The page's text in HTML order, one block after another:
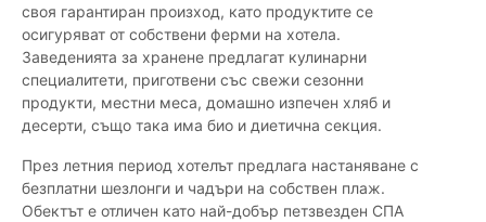
своя гарантиран произход, като продуктите се
осигуряват от собствени ферми на хотела.
Заведенията за хранене предлагат кулинарни
специалитети, приготвени със свежи сезонни
продукти, местни меса, домашно изпечен хляб и
десерти, също така има био и диетична секция.
През летния период хотелът предлага настаняване с
безплатни шезлонги и чадъри на собствен плаж.
Обектът е отличен като най-добър петзвезден СПА